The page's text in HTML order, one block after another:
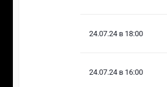
24.07.24 в 18:00
24.07.24 в 16:00